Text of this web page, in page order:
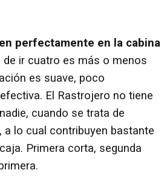
perfectamente en la cabina
de ir cuatro es más o menos
es suave, poco
El Rastrojero no tiene
cuando se trata de
a lo cual contribuyen bastante
Primera corta, segunda